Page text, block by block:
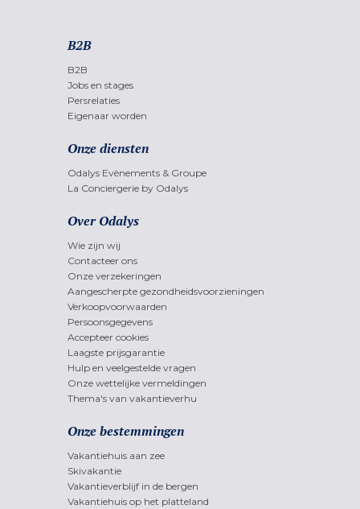
B2B
B2B
Jobs en stages
Persrelaties
Eigenaar worden
Onze diensten
Odalys Evènements & Groupe
La Conciergerie by Odalys
Over Odalys
Wie zijn wij
Contacteer ons
Onze verzekeringen
Aangescherpte gezondheidsvoorzieningen
Verkoopvoorwaarden
Persoonsgegevens
Accepteer cookies
Laagste prijsgarantie
Hulp en veelgestelde vragen
Onze wettelijke vermeldingen
Thema's van vakantieverhu
Onze bestemmingen
Vakantiehuis aan zee
Skivakantie
Vakantieverblijf in de bergen
Vakantiehuis op het platteland